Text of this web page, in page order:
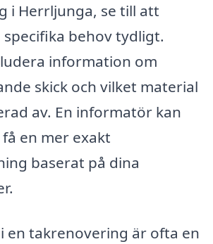
i Herrljunga, se till att
behov tydligt.
information om
skick och vilket material
av. En informatör kan
en mer exakt
baserat på dina
en takrenovering är ofta en